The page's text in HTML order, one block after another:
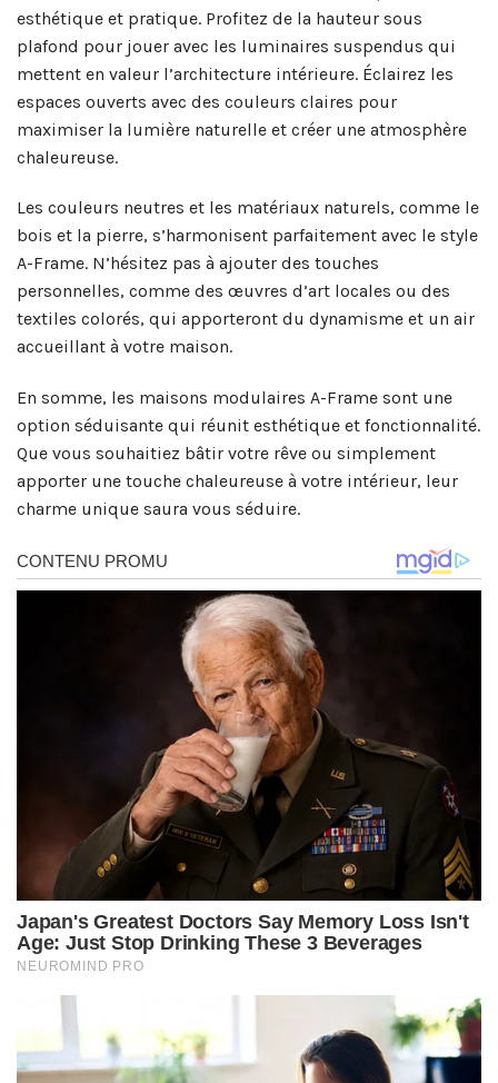
esthétique et pratique. Profitez de la hauteur sous
plafond pour jouer avec les luminaires suspendus qui
mettent en valeur l’architecture intérieure. Éclairez les
espaces ouverts avec des couleurs claires pour
maximiser la lumière naturelle et créer une atmosphère
chaleureuse.
Les couleurs neutres et les matériaux naturels, comme le
bois et la pierre, s’harmonisent parfaitement avec le style
A-Frame. N’hésitez pas à ajouter des touches
personnelles, comme des œuvres d’art locales ou des
textiles colorés, qui apporteront du dynamisme et un air
accueillant à votre maison.
En somme, les maisons modulaires A-Frame sont une
option séduisante qui réunit esthétique et fonctionnalité.
Que vous souhaitiez bâtir votre rêve ou simplement
apporter une touche chaleureuse à votre intérieur, leur
charme unique saura vous séduire.